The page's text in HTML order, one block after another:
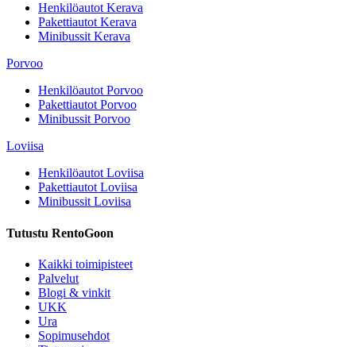
Henkilöautot Kerava
Pakettiautot Kerava
Minibussit Kerava
Porvoo
Henkilöautot Porvoo
Pakettiautot Porvoo
Minibussit Porvoo
Loviisa
Henkilöautot Loviisa
Pakettiautot Loviisa
Minibussit Loviisa
Tutustu RentoGoon
Kaikki toimipisteet
Palvelut
Blogi & vinkit
UKK
Ura
Sopimusehdot